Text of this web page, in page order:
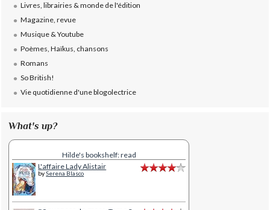
Livres, librairies & monde de l'édition
Magazine, revue
Musique & Youtube
Poèmes, Haïkus, chansons
Romans
So British!
Vie quotidienne d'une blogolectrice
What's up?
Hilde's bookshelf: read
L'affaire Lady Alistair
bySerena Blasco